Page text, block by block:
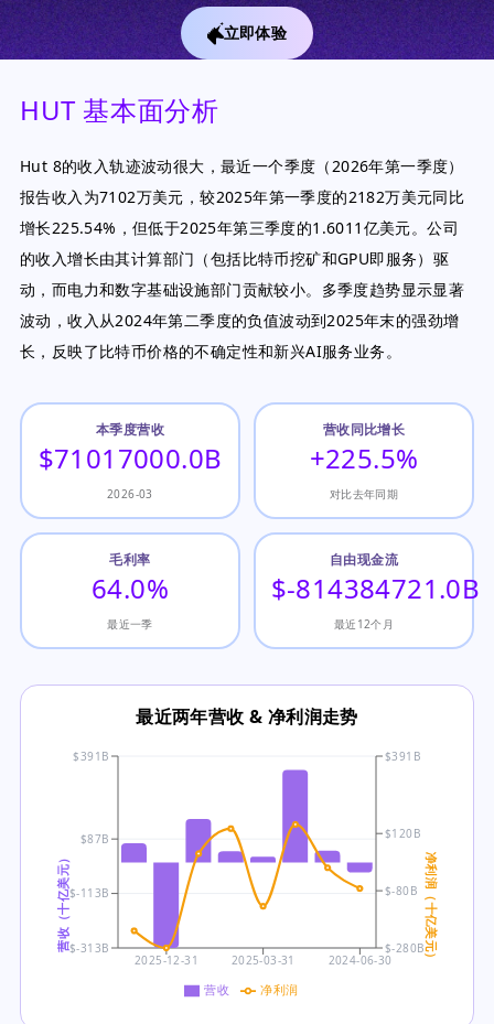
立即体验
HUT 基本面分析
Hut 8的收入轨迹波动很大，最近一个季度（2026年第一季度）
报告收入为7102万美元，较2025年第一季度的2182万美元同比
增长225.54%，但低于2025年第三季度的1.6011亿美元。公司
的收入增长由其计算部门（包括比特币挖矿和GPU即服务）驱
动，而电力和数字基础设施部门贡献较小。多季度趋势显示显著
波动，收入从2024年第二季度的负值波动到2025年末的强劲增
长，反映了比特币价格的不确定性和新兴AI服务业务。
本季度营收
$71017000.0B
2026-03
营收同比增长
+225.5%
对比去年同期
毛利率
64.0%
最近一季
自由现金流
$-814384721.0B
最近12个月
最近两年营收 & 净利润走势
2025-12-31 2025-03-31 2024-06-30
$-313B
$-113B
$87B
$391B
营收（十亿美元） $-280B
$-80B
$120B
$391B
净利润（十亿美元）
营收 净利润